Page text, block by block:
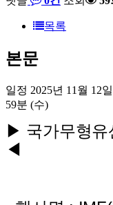
목록
본문
일정 2025년 11월 12
59분 (수)
▶ 국가무형유
◀